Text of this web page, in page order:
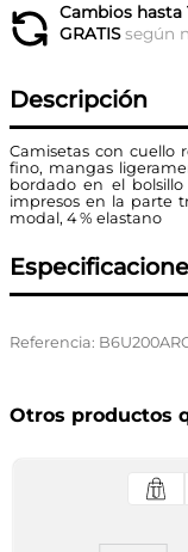
Cambios hasta
GRATISsegún
Descripción
Camisetas con cuello
fino, mangas
bordado en el
impresos en la parte
modal, 4 % elastano
Referencia:
Otros productos